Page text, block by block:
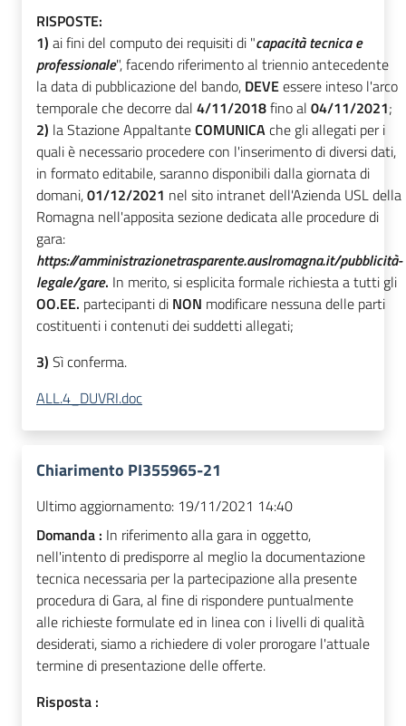
RISPOSTE:
1) ai fini del computo dei requisiti di "capacità tecnica e
professionale", facendo riferimento al triennio antecedente
la data di pubblicazione del bando, DEVEessere inteso l'arco
temporale che decorre dal 4/11/2018fino al 04/11/2021;
2) la Stazione AppaltanteCOMUNICAche gli allegati per i
quali è necessario procedere con l'inserimento di diversi dati,
in formato editabile, saranno disponibili dalla giornata di
domani,01/12/2021 nel sito intranet dell'Azienda USL della
Romagna nell'apposita sezione dedicata alle procedure di
gara:
https://amministrazionetrasparente.auslromagna.it/pubblicità-
legale/gare. In merito, si esplicita formale richiesta a tutti gli
OO.EE. partecipanti di NON modificare nessuna delle parti
costituenti i contenuti dei suddetti allegati;
3) Sì conferma.
ALL.4_DUVRI.doc
Chiarimento PI355965-21
Ultimo aggiornamento: 19/11/2021 14:40
Domanda : In riferimento alla gara in oggetto,
nell'intento di predisporre al meglio la documentazione
tecnica necessaria per la partecipazione alla presente
procedura di Gara, al fine di rispondere puntualmente
alle richieste formulate ed in linea con i livelli di qualità
desiderati, siamo a richiedere di voler prorogare l'attuale
termine di presentazione delle offerte.
Risposta :